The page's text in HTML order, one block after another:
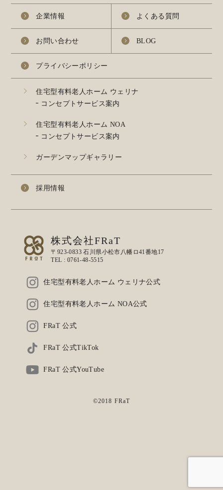
株式会社FRaT
〒923-0833 石川県小松市八幡ロ41番地17
TEL : 0761-48-5515
住宅型有料老人ホーム ウェリナ公式
住宅型有料老人ホーム NOA公式
FRaT 公式
FRaT 公式TikTok
FRaT 公式YouTube
企業情報 よくある質問
お問い合わせ BLOG
プライバシーポリシー
住宅型有料老人ホーム ウェリナ
コンセプトサービス案内
住宅型有料老人ホーム NOA
コンセプトサービス案内
ガーデンマップギャラリー
採用情報
©2018 FRaT